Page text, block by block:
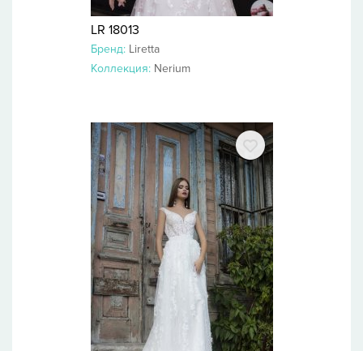
LR 18013
Бренд: Liretta
Коллекция: Nerium